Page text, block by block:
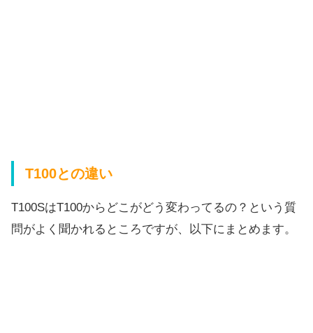
T100との違い
T100SはT100からどこがどう変わってるの？という質
問がよく聞かれるところですが、以下にまとめます。